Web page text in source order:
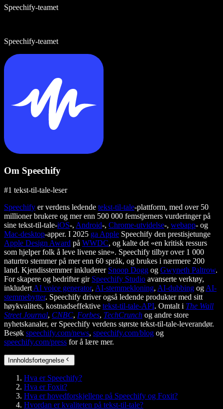
Speechify-teamet
Speechify-teamet
Om Speechify
#1 tekst-til-tale-leser
Speechify er verdens ledende tekst-til-tale-plattform, med over 50
millioner brukere og mer enn 500 000 femstjerners vurderinger på
sine tekst-til-tale-iOS-, Android-, Chrome-utvidelse-, webapp- og
Mac-desktop-apper. I 2025 ga Apple Speechify den prestisjetunge
Apple Design Award på WWDC, og kalte det «en kritisk ressurs
som hjelper folk å leve livene sine». Speechify tilbyr over 1 000
naturtro stemmer på mer enn 60 språk, og brukes i nærmere 200
land. Kjendisstemmer inkluderer Snoop Dogg og Gwyneth Paltrow.
For skapere og bedrifter gir Speechify Studio avanserte verktøy,
inkludert AI voice generator, AI-stemmekloning, AI-dubbing og AI-
stemmebytter. Speechify driver også ledende produkter med sitt
høykvalitets, kostnadseffektive tekst-til-tale-API. Omtalt i The Wall
Street Journal, CNBC, Forbes, TechCrunch og andre store
nyhetskanaler, er Speechify verdens største tekst-til-tale-leverandør.
Besøk speechify.com/news, speechify.com/blog og
speechify.com/press for å lære mer.
Innholdsfortegnelse
Hva er Speechify?
Hva er Foxit?
Hva er hovedforskjellene på Speechify og Foxit?
Hvordan er kvaliteten på tekst-til-tale?